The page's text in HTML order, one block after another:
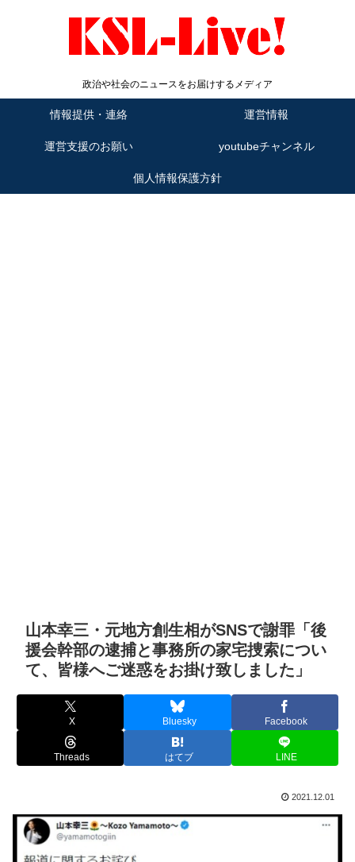
政治や社会のニュースをお届けするメディア
情報提供・連絡 運営情報
運営支援のお願い youtubeチャンネル
個人情報保護方針
山本幸三・元地方創生相がSNSで謝罪「後
援会幹部の逮捕と事務所の家宅捜索につい
て、皆様へご迷惑をお掛け致しました」
X Bluesky Facebook
Threads はてブ LINE
2021.12.01